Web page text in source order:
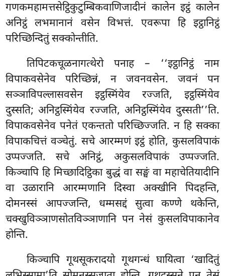
गणकमहामत्तसेट्ठिकुटुम्बिकवाणिजादीनं कालेन इट्ठं कालेन
अनिट्ठं लभमानानं वसेन विभत्तं. एवरूपा हि इट्ठानिट्ठं
परिच्छिन्दितुं सक्कोन्तीति.
तिपिटकचूळनागत्थेरो पनाह – ‘‘इट्ठानिट्ठं नाम
विपाकवसेनेव परिच्छिन्नं, न जवनवसेन. जवनं पन
सञ्ञाविपल्लासवसेन इट्ठस्मिंयेव रज्जति, इट्ठस्मिंयेव
दुस्सति; अनिट्ठस्मिंयेव रज्जति, अनिट्ठस्मिंयेव दुस्सती’’ति.
विपाकवसेनेव पनेतं एकन्ततो परिच्छिज्जति. न हि सक्का
विपाकचित्तं वञ्चेतुं. सचे आरम्मणं इट्ठं होति, कुसलविपाकं
उप्पज्जति. सचे अनिट्ठं, अकुसलविपाकं उप्पज्जति.
किञ्चापि हि मिच्छादिट्ठिका बुद्धं वा सङ्घं वा महाचेतियादीनि
वा उळारानि आरम्मणानि दिस्वा अक्खीनि पिदहन्ति,
दोमनस्सं आपज्जन्ति, धम्मसद्दं सुत्वा कण्णे थकेन्ति,
चक्खुविञ्ञाणसोतविञ्ञाणानि पन नेसं कुसलविपाकानेव
होन्ति.
किञ्चापि गूथसूकरादयो गूथगन्धं घायित्वा ‘खादितुं